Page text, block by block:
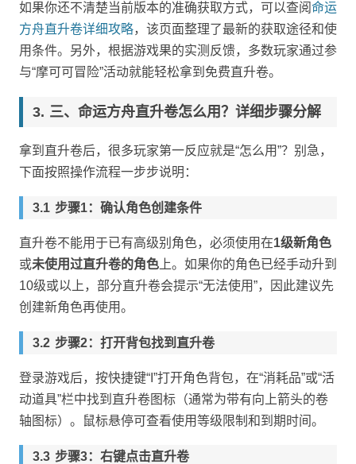
如果你还不清楚当前版本的准确获取方式，可以查阅命运
方舟直升卷详细攻略，该页面整理了最新的获取途径和使
用条件。另外，根据游戏果的实测反馈，多数玩家通过参
与“摩可可冒险”活动就能轻松拿到免费直升卷。
三、命运方舟直升卷怎么用？详细步骤分解
拿到直升卷后，很多玩家第一反应就是“怎么用”？别急，
下面按照操作流程一步步说明：
步骤1：确认角色创建条件
直升卷不能用于已有高级别角色，必须使用在1级新角色
或未使用过直升卷的角色 上。如果你的角色已经手动升到
10级或以上，部分直升卷会提示“无法使用”，因此建议先
创建新角色再使用。
步骤2：打开背包找到直升卷
登录游戏后，按快捷键“I”打开角色背包，在“消耗品”或“活
动道具”栏中找到直升卷图标（通常为带有向上箭头的卷
轴图标）。鼠标悬停可查看使用等级限制和到期时间。
步骤3：右键点击直升卷